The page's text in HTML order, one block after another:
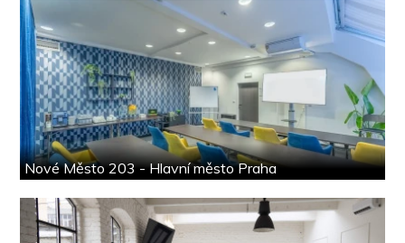
Nové Město 203 - Hlavní město Praha